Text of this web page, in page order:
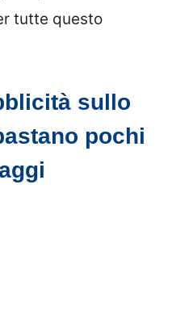
tutte questo
sullo
pochi